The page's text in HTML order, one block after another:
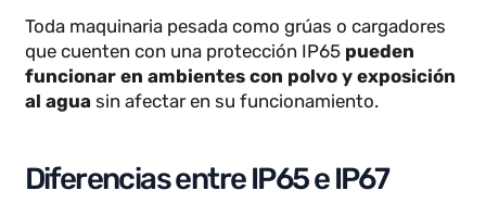
Paneles de control y botones en entornos
climas exigentes.
Equipos de control remoto para maquinaria
Toda maquinaria pesada como grúas o cargadores